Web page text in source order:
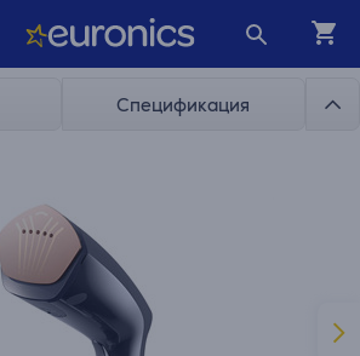
Спецификация